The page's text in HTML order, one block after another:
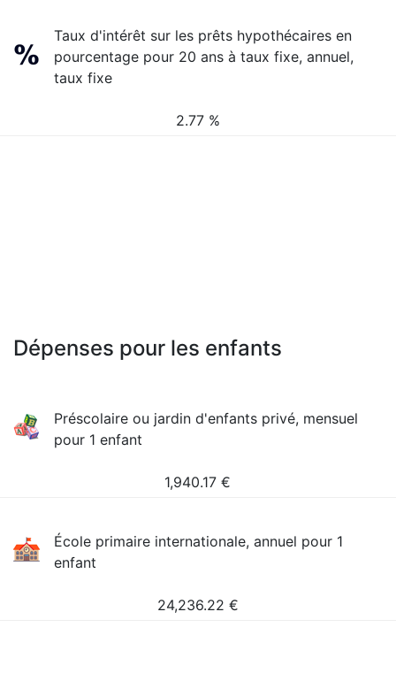
Taux d'intérêt sur les prêts hypothécaires en
pourcentage pour 20 ans à taux fixe, annuel,
taux fixe
2.77 %
Dépenses pour les enfants
Préscolaire ou jardin d'enfants privé, mensuel
pour 1 enfant
1,940.17 €
École primaire internationale, annuel pour 1
enfant
24,236.22 €